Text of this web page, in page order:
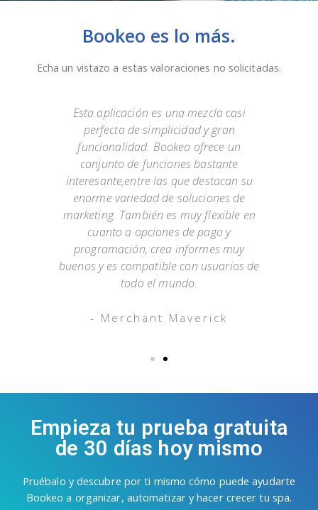
Bookeo es lo más.
Echa un vistazo a estas valoraciones no solicitadas.
Esta aplicación es una mezcla casi
perfecta de simplicidad y gran
funcionalidad. Bookeo ofrece un
conjunto de funciones bastante
interesante,entre las que destacan su
enorme variedad de soluciones de
marketing. También es muy flexible en
cuanto a opciones de pago y
programación, crea informes muy
buenos y es compatible con usuarios de
todo el mundo.
- Merchant Maverick
Empieza tu prueba gratuita
de 30 días hoy mismo
Pruébalo y descubre por ti mismo cómo puede ayudarte
Bookeo a organizar, automatizar y hacer crecer tu spa.